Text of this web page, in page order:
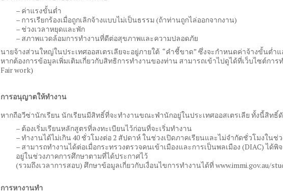
– ค่าแรงขั้นต่ำ
– การเรียกร้องเมื่อถูกเลิกจ้างแบบไม่เป็นธรรม (ถ้าท่านถูกไล่ออกจากงาน)
– ช่วงเวลาหยุดและพัก
– สภาพแวดล้อมการทำงานที่ดีต่อสุขภาพและความปลอดภัย
นายจ้างส่วนใหญ่ในประเทศออสเตรเลียจะอยู่ภายใต้ “คำชี้ขาด” ซึ่งจะกำหนดค่าจ้างขั้นต่ำ
หากต้องการข้อมูลเพิ่มเติมเกี่ยวกับสิทธิการทำงานของท่าน สามารถเข้าไปดูได้ที่เว็บไซต์การ
Fair work)
การอนุญาตให้ทำงาน
หากถือวีซ่านักเรียน นักเรียนมีสิทธิ์ที่จะทำงานขณะพำนักอยู่ในประเทศออสเตรเลีย ทั้งนี้สิทธิ์
– ต้องเริ่มเรียนหลักสูตรที่ลงทะเบียนไว้ก่อนที่จะเริ่มทำงาน
– ทำงานได้ไม่เกิน 40 ชั่วโมงต่อ 2 สัปดาห์ ในช่วงเปิดภาคเรียนและไม่จำกัดชั่วโมงในช่
– สามารถทำงานได้ต่อเมื่อกระทรวงตรวจคนเข้าเมืองและการเป็นพลเมือง (DIAC) ได้
อยู่ในช่วงภาคการศึกษาตามที่ได้ประกาศไว้
(รวมถึงเวลาการสอบ) ศึกษาข้อมูลเกี่ยวกับเงื่อนไขการทำงานได้ที่ www.immi.gov.au/
การหางานทำ